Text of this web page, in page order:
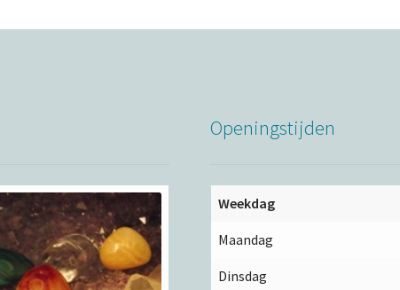
Openingstijden
Weekdag
Maandag
Dinsdag